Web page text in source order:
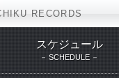
RECORDS
スケジュール
SCHEDULE